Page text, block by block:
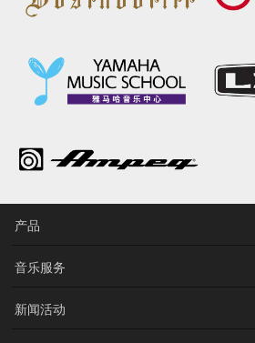
产品
音乐服务
新闻活动